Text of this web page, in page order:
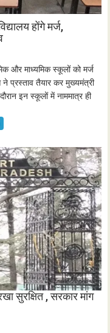
होंगे मर्ज,
और माध्यमिक स्कूलों को मर्ज
ने प्रस्ताव तैयार कर मुख्यमंत्री
इन स्कूलों में नाममात्र ही
सुरक्षित , सरकार मांग